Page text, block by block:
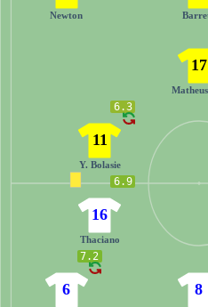
Newton
17
6.3
11
Y. Bolasie
7.2
6 8
6.9
16
Thaciano